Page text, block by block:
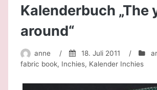
Kalenderbuch „The
around“
anne / 18. Juli 2011 /
fabric book, Inchies, Kalender Inchies